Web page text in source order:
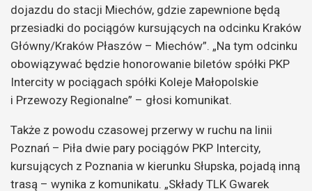
dojazdu do stacji Miechów, gdzie zapewnione będą
przesiadki do pociągów kursujących na odcinku Kraków
Główny/Kraków Płaszów – Miechów”. „Na tym odcinku
obowiązywać będzie honorowanie biletów spółki PKP
Intercity w pociągach spółki Koleje Małopolskie
i Przewozy Regionalne” – głosi komunikat.
Także z powodu czasowej przerwy w ruchu na linii
Poznań – Piła dwie pary pociągów PKP Intercity,
kursujących z Poznania w kierunku Słupska, pojadą inną
trasą – wynika z komunikatu. „Składy TLK Gwarek